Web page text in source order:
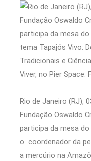
Rio de Janeiro (RJ),
Fundação Oswaldo
participa da mesa do
o coordenador da
a mercúrio na